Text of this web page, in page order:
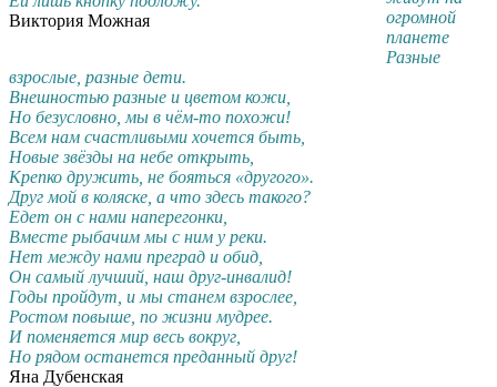
Виктория Можная
огромной
планете
Разные
взрослые, разные дети.
Внешностью разные и цветом кожи,
Но безусловно, мы в чём-то похожи!
Всем нам счастливыми хочется быть,
Новые звёзды на небе открыть,
Крепко дружить, не бояться «другого».
Друг мой в коляске, а что здесь такого?
Едет он с нами наперегонки,
Вместе рыбачим мы с ним у реки.
Нет между нами преград и обид,
Он самый лучший, наш друг-инвалид!
Годы пройдут, и мы станем взрослее,
Ростом повыше, по жизни мудрее.
И поменяется мир весь вокруг,
Но рядом останется преданный друг!
Яна Дубенская